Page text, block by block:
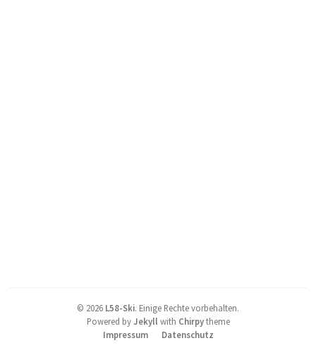
© 2026 L58-Ski. Einige Rechte vorbehalten.
Powered byJekyll with Chirpytheme
Impressum
Datenschutz